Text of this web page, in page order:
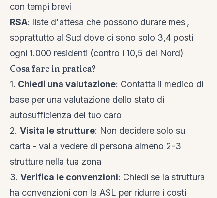
con tempi brevi
RSA: liste d'attesa che possono durare mesi,
soprattutto al Sud dove ci sono solo 3,4 posti
ogni 1.000 residenti (contro i 10,5 del Nord)
Cosa fare in pratica?
1. Chiedi una valutazione: Contatta il medico di
base per una valutazione dello stato di
autosufficienza del tuo caro
2. Visita le strutture: Non decidere solo su
carta - vai a vedere di persona almeno 2-3
strutture nella tua zona
3. Verifica le convenzioni: Chiedi se la struttura
ha convenzioni con la ASL per ridurre i costi